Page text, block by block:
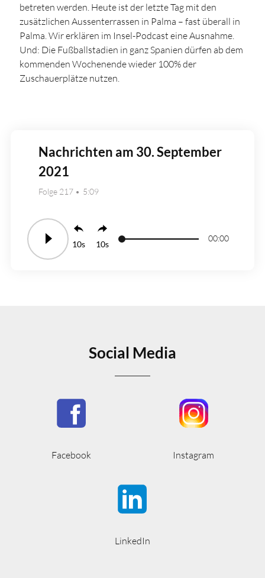
betreten werden. Heute ist der letzte Tag mit den
zusätzlichen Aussenterrassen in Palma – fast überall in
Palma. Wir erklären im Insel-Podcast eine Ausnahme.
Und: Die Fußballstadien in ganz Spanien dürfen ab dem
kommenden Wochenende wieder 100% der
Zuschauerplätze nutzen.
Nachrichten am 30. September
2021
Folge 217 5:09
10 10
00:00
Social Media
Facebook Instagram
LinkedIn